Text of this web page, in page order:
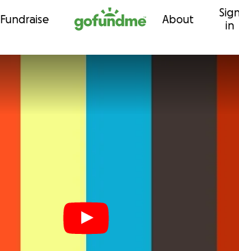
Skip to content
Fundraise About
in